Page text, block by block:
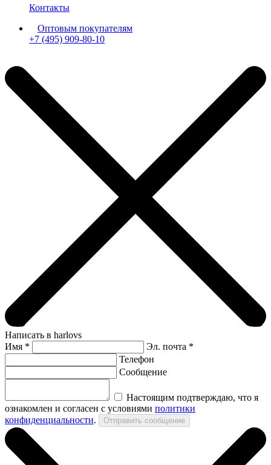
Контакты
Оптовым покупателям
+7 (495) 909-80-10
Написать в harlovs
Имя *
Эл. почта *
Телефон
Сообщение
Настоящим подтверждаю, что я
ознакомлен и согласен с условиями политики
конфиденциальности.